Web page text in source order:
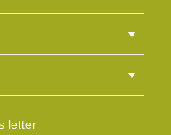
letter